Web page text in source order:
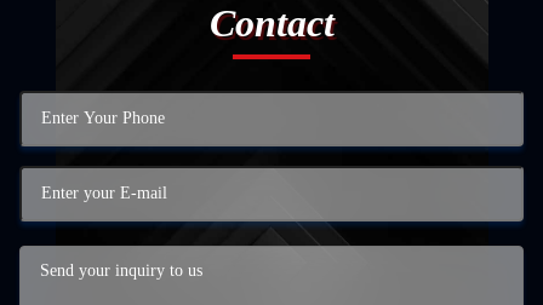
Contact